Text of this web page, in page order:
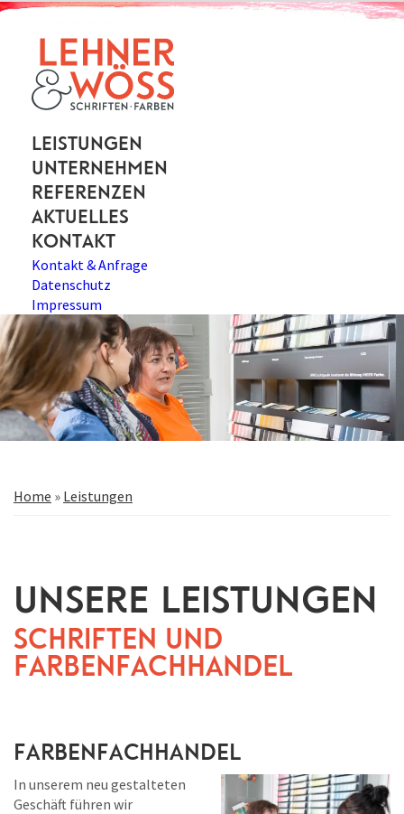
Leistungen
Unternehmen
Referenzen
Aktuelles
Kontakt
Kontakt & Anfrage
Datenschutz
Impressum
Home » Leistungen
Unsere Leistungen
Schriften und
Farbenfachhandel
Farbenfachhandel
In unserem neu gestalteten
Geschäft führen wir